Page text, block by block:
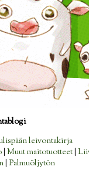
leivontakirja
Muut maitotuotteet|
| Palmuöljytön